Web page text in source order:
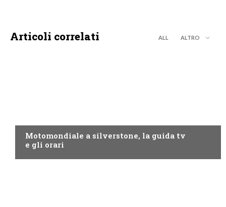
Articoli correlati ALL ALTRO
Motomondiale a silverstone, la guida tv
e gli orari